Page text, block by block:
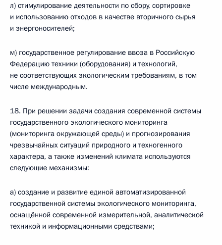
л) стимулирование деятельности по сбору, сортировке
и использованию отходов в качестве вторичного сырья
и энергоносителей;
м) государственное регулирование ввоза в Российскую
Федерацию техники (оборудования) и технологий,
не соответствующих экологическим требованиям, в том
числе международным.
18. При решении задачи создания современной системы
государственного экологического мониторинга
(мониторинга окружающей среды) и прогнозирования
чрезвычайных ситуаций природного и техногенного
характера, а также изменений климата используются
следующие механизмы:
а) создание и развитие единой автоматизированной
государственной системы экологического мониторинга,
оснащённой современной измерительной, аналитической
техникой и информационными средствами;